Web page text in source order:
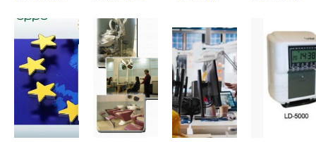
攻略 从日
常使用到软
件开发入门
Spacesniffer、
NDM与
PandaOCR
的获取与整
合
从系统到开
发的全方位
指南
倍 一家软
件公司的五